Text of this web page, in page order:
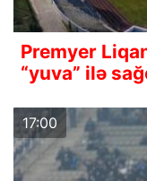
Premyer
“yuva” ilə
17:00